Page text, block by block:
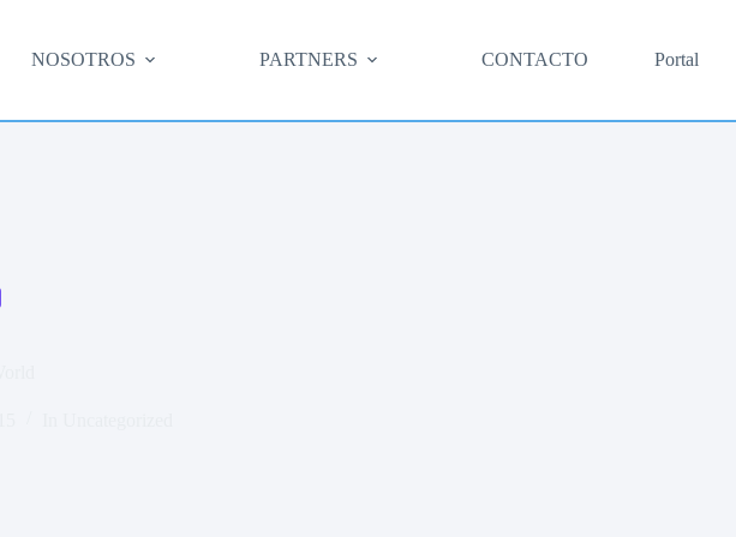
NOSOTROS PARTNERS CONTACTO Portal